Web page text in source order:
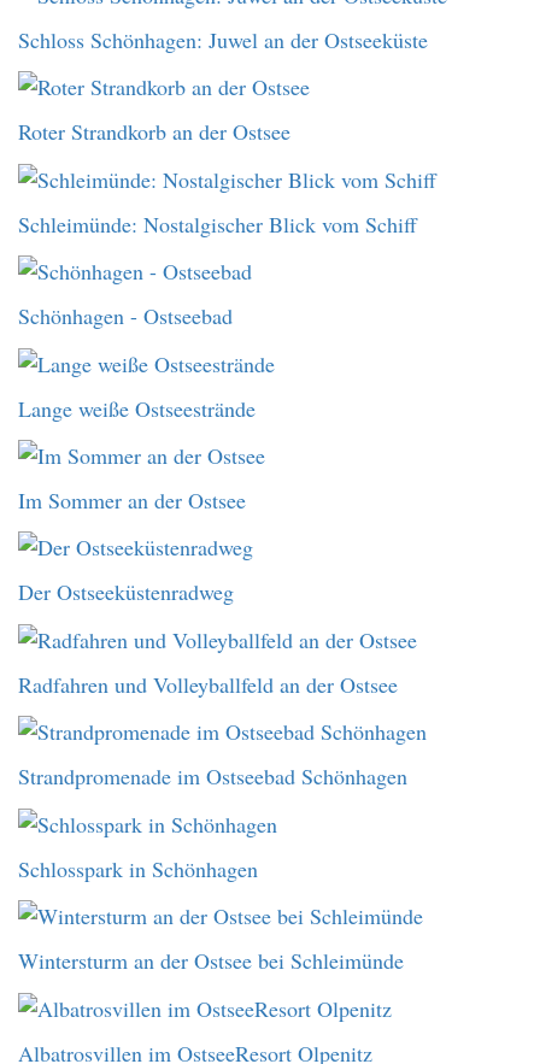
Schloss Schönhagen: Juwel an der Ostseeküste
Roter Strandkorb an der Ostsee
Schleimünde: Nostalgischer Blick vom Schiff
Schönhagen - Ostseebad
Lange weiße Ostseestrände
Im Sommer an der Ostsee
Der Ostseeküstenradweg
Radfahren und Volleyballfeld an der Ostsee
Strandpromenade im Ostseebad Schönhagen
Schlosspark in Schönhagen
Wintersturm an der Ostsee bei Schleimünde
Albatrosvillen im OstseeResort Olpenitz